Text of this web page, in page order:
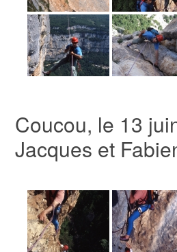
Coucou, le 13
Jacques et